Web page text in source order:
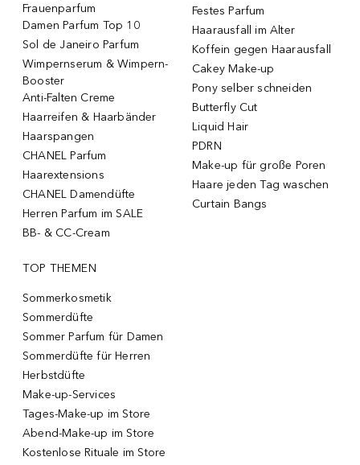
Frauenparfum
Damen Parfum Top 10
Sol de Janeiro Parfum
Wimpernserum & Wimpern-
Booster
Anti-Falten Creme
Haarreifen & Haarbänder
Haarspangen
CHANEL Parfum
Haarextensions
CHANEL Damendüfte
Herren Parfum im SALE
BB- & CC-Cream
Festes Parfum
Haarausfall im Alter
Koffein gegen Haarausfall
Cakey Make-up
Pony selber schneiden
Butterfly Cut
Liquid Hair
PDRN
Make-up für große Poren
Haare jeden Tag waschen
Curtain Bangs
TOP THEMEN
Sommerkosmetik
Sommerdüfte
Sommer Parfum für Damen
Sommerdüfte für Herren
Herbstdüfte
Make-up-Services
Tages-Make-up im Store
Abend-Make-up im Store
Kostenlose Rituale im Store